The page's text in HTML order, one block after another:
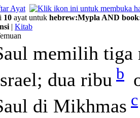
Ayat
10 ayat untuk hebrew:Mypla AND book
| Kitab
memilih tiga
dua ribu b
di Mikhmas c